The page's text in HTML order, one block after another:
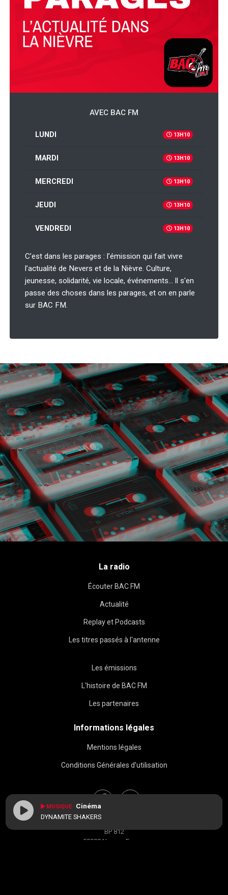
AVEC BAC FM
LUNDI 13H10
MARDI 13H10
MERCREDI 13H10
JEUDI 13H10
VENDREDI 13H10
C’est dans les parages : l’émission qui fait vivre
l’actualité de Nevers et de la Nièvre. Culture,
jeunesse, solidarité, vie locale, événements… ll s'en
passe des choses dans les parages, et on en parle
sur BAC FM.
La radio
Écouter BAC FM
Actualité
Replay et Podcasts
Les titres passés à l'antenne
Les émissions
L'histoire de BAC FM
Les partenaires
Informations légales
Mentions légales
Conditions Générales d'utilisation
BP 812
58008 Nevers, France
MUSIQUE Cinéma
DYNAMITE SHAKERS